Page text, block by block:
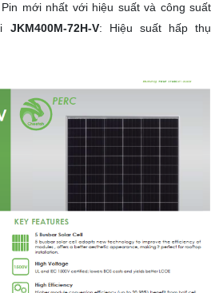
mới nhất với hiệu suất và công suất
JKM400M-72H-V: Hiệu suất hấp thụ